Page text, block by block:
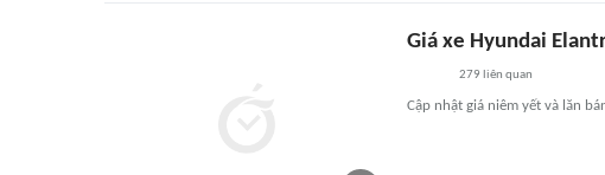
Giá xe Hyundai
279 liên quan
Cập nhật giá niêm yết và lăn